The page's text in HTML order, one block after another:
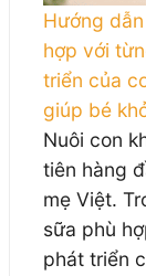
Hướng
hợp với
triển của
giúp bé
Nuôi con
tiên hàng
mẹ Việt.
sữa phù
phát triển